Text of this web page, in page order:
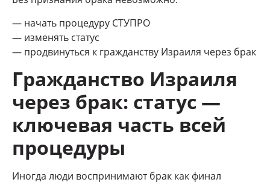
— начать процедуру СТУПРО
— изменять статус
— продвинуться к гражданству Израиля через брак
Гражданство Израиля
через брак: статус —
ключевая часть всей
процедуры
Иногда люди воспринимают брак как финал